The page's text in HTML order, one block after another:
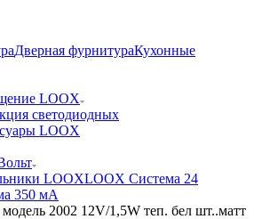
Дверная фурнитураКухонные
LOOX
светодиодных
LOOX
LOOXLOOX Система 24
350 мА
2002 12V/1,5W теп. бел шт..матт